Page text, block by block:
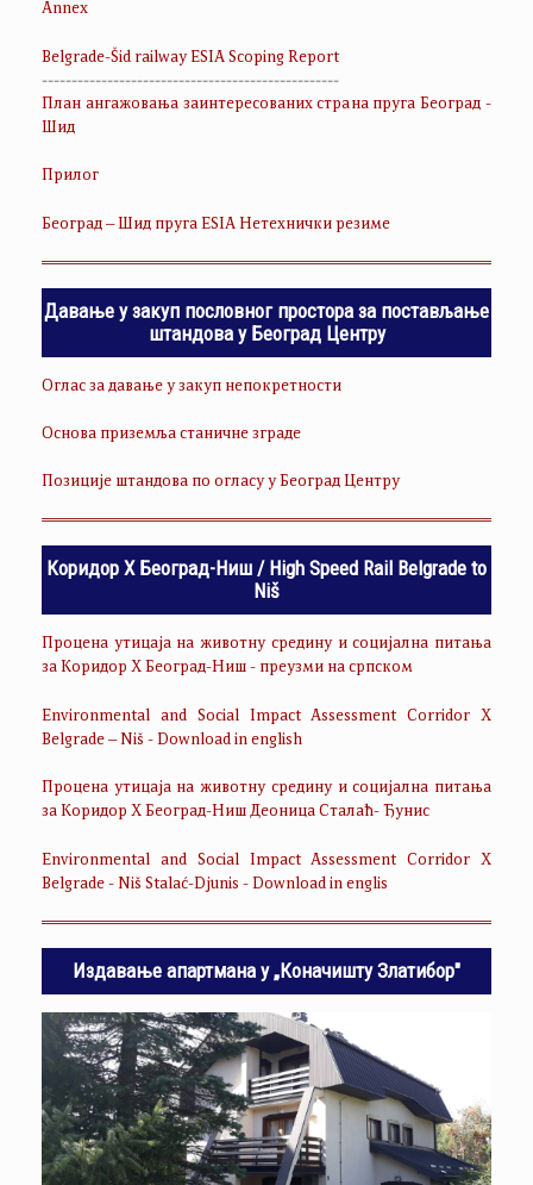
Annex
Belgrade-Šid railway ESIA Scoping Report
--------------------------------------------------
План ангажовања заинтересованих страна пруга Београд -
Шид
Прилог
Београд – Шид пруга ESIA Нетехнички резиме
Давање у закуп пословног простора за постављање
штандова у Београд Центру
Оглас за давање у закуп непокретности
Основа приземља станичне зграде
Позиције штандова по огласу у Београд Центру
Коридор Х Београд-Ниш / High Speed Rail Belgrade to
Niš
Процена утицаја на животну средину и социјална питања
за Коридор Х Београд-Ниш - преузми на српском
Environmental and Social Impact Assessment Corridor X
Belgrade – Niš - Download in english
Процена утицаја на животну средину и социјална питања
за Коридор Х Београд-Ниш Деоница Сталаћ- Ђунис
Environmental and Social Impact Assessment Corridor X
Belgrade - Niš Stalać-Djunis - Download in englis
Издавање апартмана у „Коначишту Златибор"